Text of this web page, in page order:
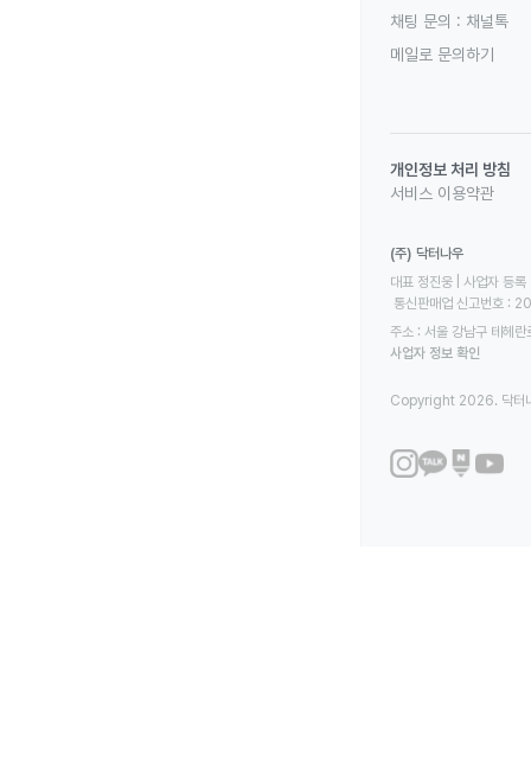
채팅 문의 : 채널톡
메일로 문의하기
개인정보 처리 방침
서비스 이용약관
(주) 닥터나우
대표 정진웅 | 사업자
통신판매업 신고번호
주소 : 서울 강남구 테헤
사업자 정보 확인
Copyright 2026. 닥터